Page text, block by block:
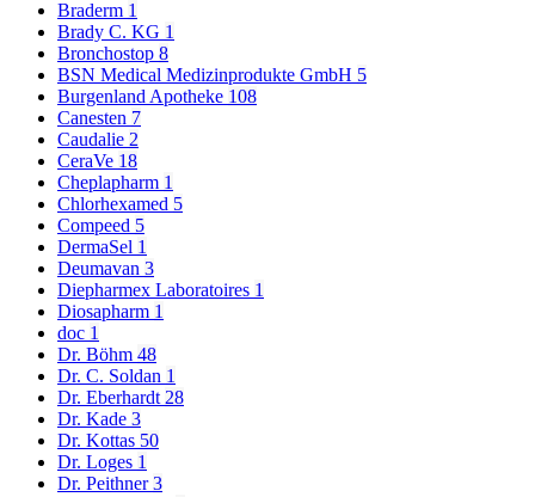
Braderm 1
Brady C. KG 1
Bronchostop 8
BSN Medical Medizinprodukte GmbH 5
Burgenland Apotheke 108
Canesten 7
Caudalie 2
CeraVe 18
Cheplapharm 1
Chlorhexamed 5
Compeed 5
DermaSel 1
Deumavan 3
Diepharmex Laboratoires 1
Diosapharm 1
doc 1
Dr. Böhm 48
Dr. C. Soldan 1
Dr. Eberhardt 28
Dr. Kade 3
Dr. Kottas 50
Dr. Loges 1
Dr. Peithner3